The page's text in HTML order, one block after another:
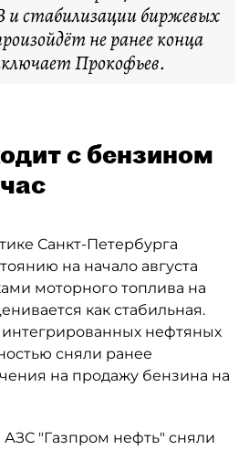
и стабилизации биржевых
не ранее конца
Прокофьев.
с бензином
Санкт-Петербурга
на начало августа
моторного топлива на
как стабильная.
интегрированных нефтяных
сняли ранее
на продажу бензина на
АЗС "Газпром нефть" сняли